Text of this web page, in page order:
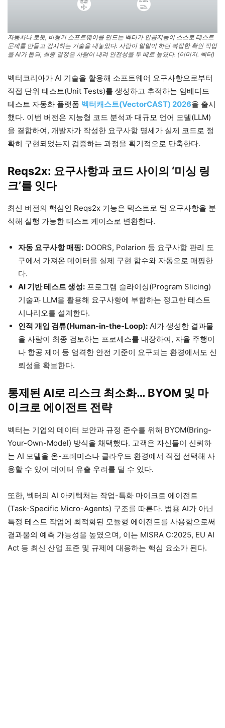
자동차나 로봇, 비행기 소프트웨어를 만드는 벡터가 인공지능이 스스로 테스트
문제를 만들고 검사하는 기술을 내놓았다. 사람이 일일이 하던 복잡한 확인 작업
을 AI가 돕되, 최종 결정은 사람이 내려 안전성을 두 배로 높였다. (이미지. 벡터)
벡터코리아가 AI 기술을 활용해 소프트웨어 요구사항으로부터
직접 단위 테스트(Unit Tests)를 생성하고 추적하는 임베디드
테스트 자동화 플랫폼 벡터캐스트(VectorCAST) 2026을 출시
했다. 이번 버전은 지능형 코드 분석과 대규모 언어 모델(LLM)
을 결합하여, 개발자가 작성한 요구사항 명세가 실제 코드로 정
확히 구현되었는지 검증하는 과정을 획기적으로 단축한다.
Reqs2x: 요구사항과 코드 사이의 ‘미싱 링
크’를 잇다
최신 버전의 핵심인 Reqs2x 기능은 텍스트로 된 요구사항을 분
석해 실행 가능한 테스트 케이스로 변환한다.
자동 요구사항 매핑: DOORS, Polarion 등 요구사항 관리 도
구에서 가져온 데이터를 실제 구현 함수와 자동으로 매핑한
다.
AI 기반 테스트 생성: 프로그램 슬라이싱(Program Slicing)
기술과 LLM을 활용해 요구사항에 부합하는 정교한 테스트
시나리오를 설계한다.
인적 개입 검류(Human-in-the-Loop): AI가 생성한 결과물
을 사람이 최종 검토하는 프로세스를 내장하여, 자율 주행이
나 항공 제어 등 엄격한 안전 기준이 요구되는 환경에서도 신
뢰성을 확보한다.
통제된 AI로 리스크 최소화… BYOM 및 마
이크로 에이전트 전략
벡터는 기업의 데이터 보안과 규정 준수를 위해 BYOM(Bring-
Your-Own-Model) 방식을 채택했다. 고객은 자신들이 신뢰하
는 AI 모델을 온-프레미스나 클라우드 환경에서 직접 선택해 사
용할 수 있어 데이터 유출 우려를 덜 수 있다.
또한, 벡터의 AI 아키텍처는 작업-특화 마이크로 에이전트
(Task-Specific Micro-Agents) 구조를 따른다. 범용 AI가 아닌
특정 테스트 작업에 최적화된 모듈형 에이전트를 사용함으로써
결과물의 예측 가능성을 높였으며, 이는 MISRA C:2025, EU AI
Act 등 최신 산업 표준 및 규제에 대응하는 핵심 요소가 된다.